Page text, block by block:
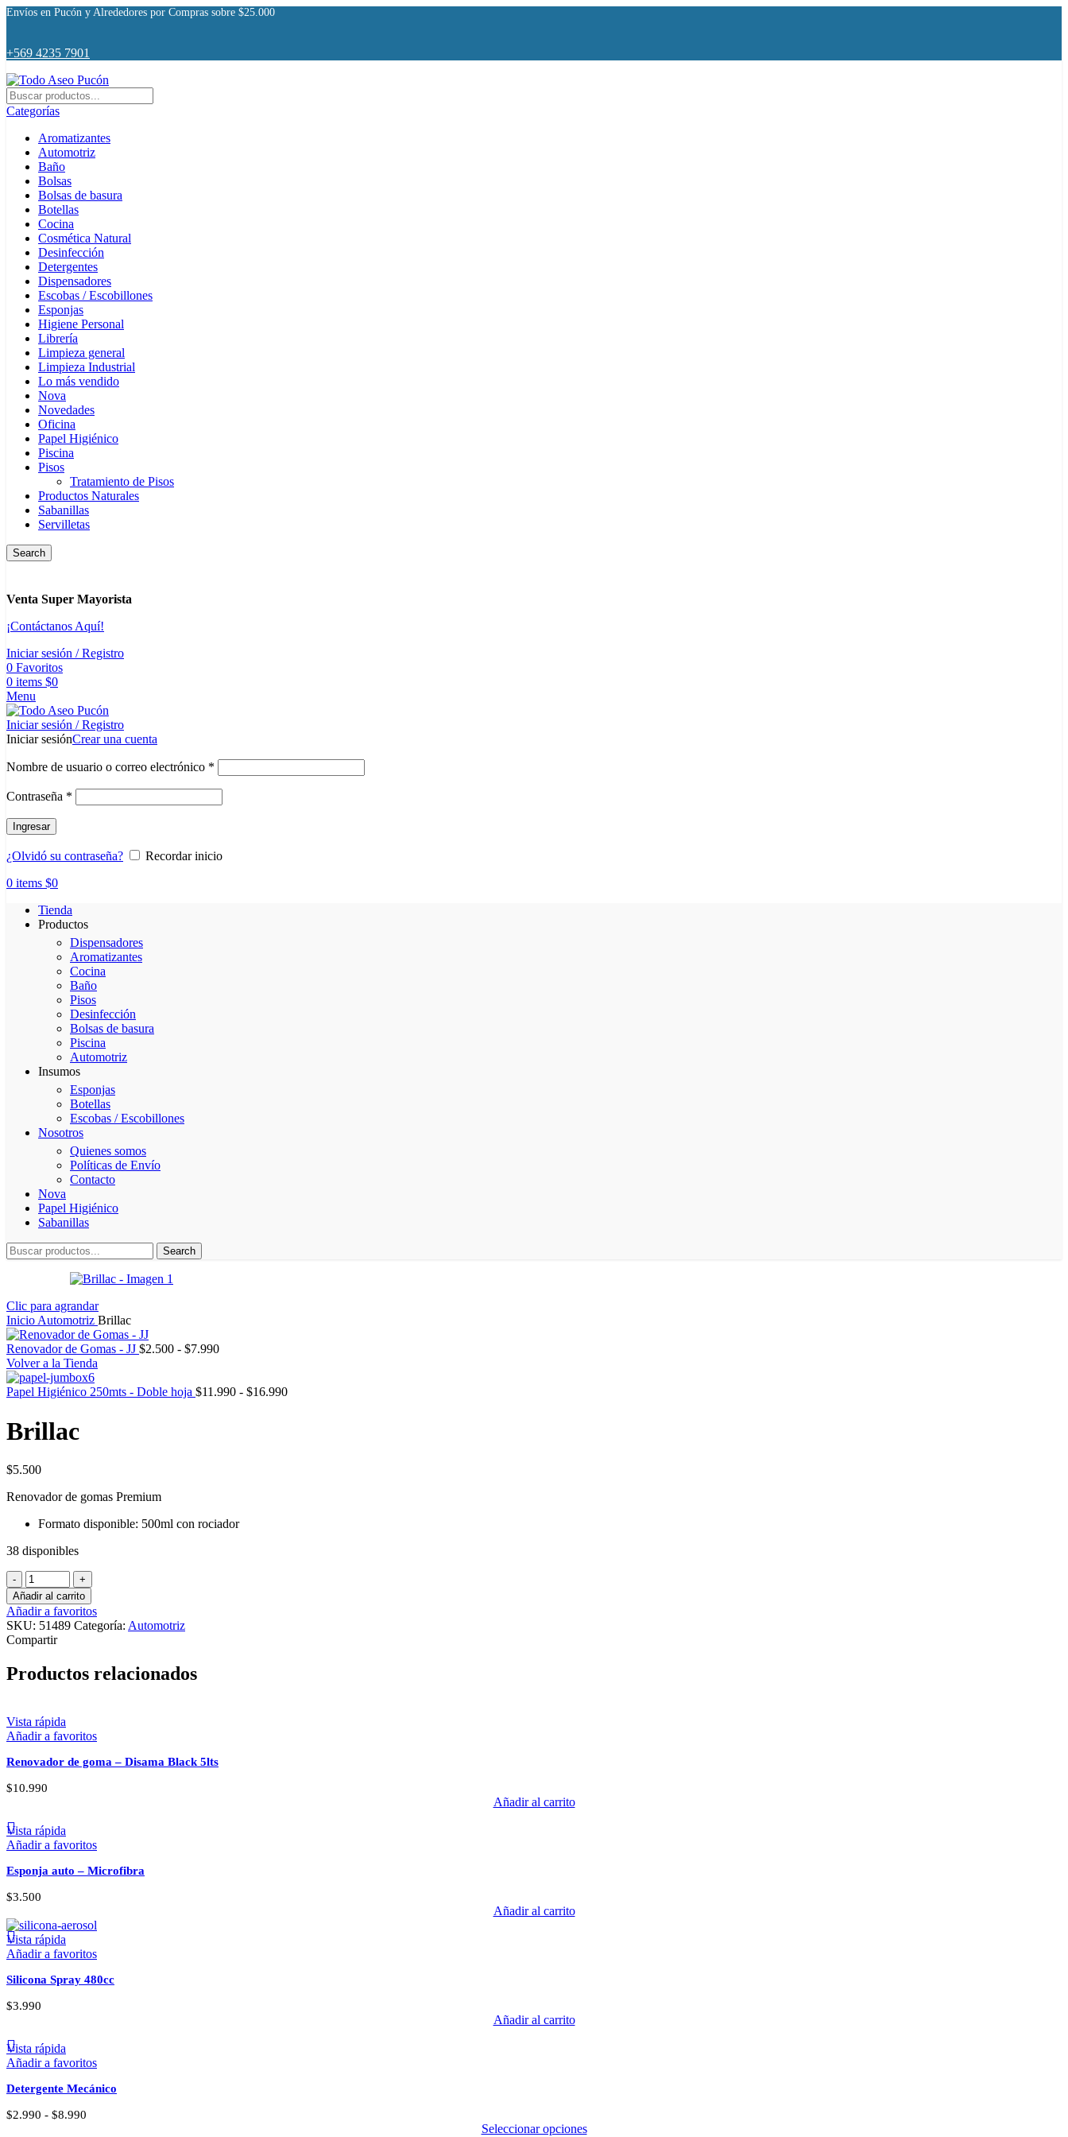
Envíos en Pucón y Alrededores por Compras sobre $25.000
+569 4235 7901
Categorías
Aromatizantes
Automotriz
Baño
Bolsas
Bolsas de basura
Botellas
Cocina
Cosmética Natural
Desinfección
Detergentes
Dispensadores
Escobas / Escobillones
Esponjas
Higiene Personal
Librería
Limpieza general
Limpieza Industrial
Lo más vendido
Nova
Novedades
Oficina
Papel Higiénico
Piscina
Pisos
Tratamiento de Pisos
Productos Naturales
Sabanillas
Servilletas
Search
Venta Super Mayorista
¡Contáctanos Aquí!
Iniciar sesión / Registro
0 Favoritos
0 items $0
Menu
Iniciar sesión / Registro
Iniciar sesiónCrear una cuenta
Nombre de usuario o correo electrónico *
Contraseña *
Ingresar
¿Olvidó su contraseña?
Recordar inicio
0 items $0
Tienda
Productos
Dispensadores
Aromatizantes
Cocina
Baño
Pisos
Desinfección
Bolsas de basura
Piscina
Automotriz
Insumos
Esponjas
Botellas
Escobas / Escobillones
Nosotros
Quienes somos
Políticas de Envío
Contacto
Nova
Papel Higiénico
Sabanillas
Search
Clic para agrandar
Inicio Automotriz Brillac
Renovador de Gomas - JJ $2.500 - $7.990Rango
desde
Volver a la Tienda
Papel Higiénico 250mts - Doble hoja $11.990 - $16.990Rango
Brillac
$5.500
Renovador de gomas Premium
Formato disponible: 500ml con rociador
38 disponibles
Brillac
cantidad
Añadir al carrito
Añadir a favoritos
SKU: 51489 Categoría: Automotriz
Compartir
Productos relacionados
Vista rápida
Añadir a favoritos
Renovador de goma – Disama Black 5lts
$10.990
Añadir al carrito
Vista rápida
Añadir a favoritos
Esponja auto – Microfibra
$3.500
Añadir al carrito
Vista rápida
Añadir a favoritos
Silicona Spray 480cc
$3.990
Añadir al carrito
Vista rápida
Añadir a favoritos
Detergente Mecánico
$2.990 - $8.990
Seleccionar opciones